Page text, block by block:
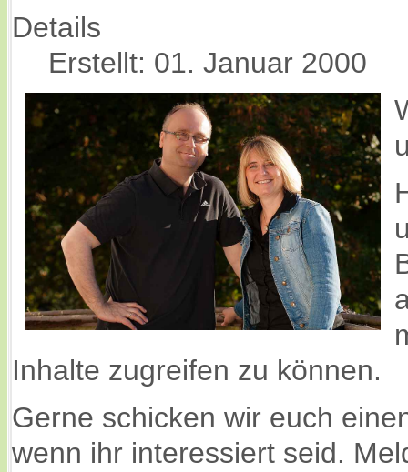
Details
Erstellt: 01. Januar 2000
Inhalte zugreifen zu können.
Gerne schicken wir euch
wenn ihr interessiert seid.